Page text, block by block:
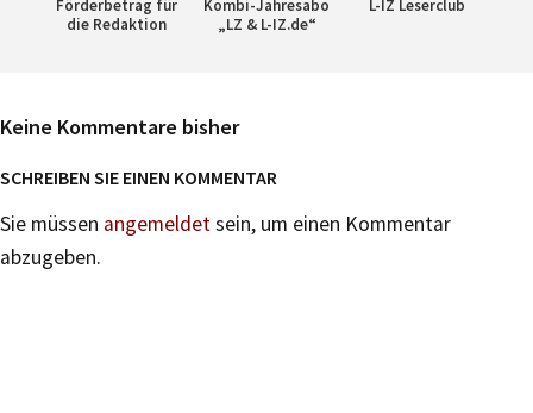
Förderbetrag für
die Redaktion
Kombi-Jahresabo
„LZ & L-IZ.de“
L-IZ Leserclub
Keine Kommentare bisher
SCHREIBEN SIE EINEN KOMMENTAR
Sie müssen angemeldetsein, um einen Kommentar
abzugeben.